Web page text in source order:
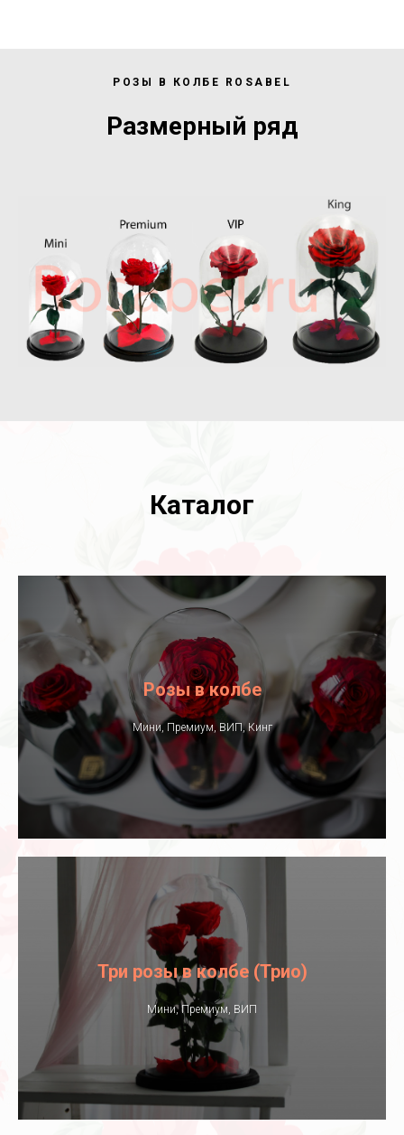
РОЗЫ В КОЛБЕ ROSABEL
Размерный ряд
Каталог
Розы в колбе
Мини, Премиум, ВИП, Кинг
Три розы в колбе (Трио)
Мини, Премиум, ВИП